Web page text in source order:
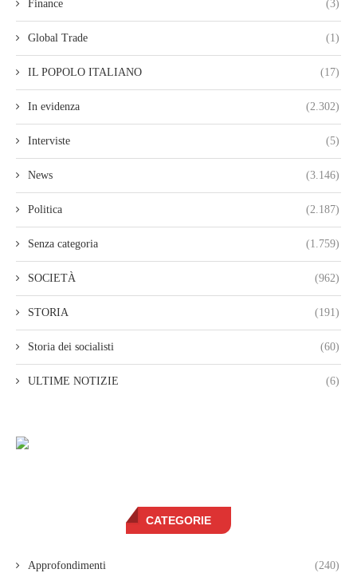
Finance (3)
Global Trade (1)
IL POPOLO ITALIANO (17)
In evidenza (2.302)
Interviste (5)
News (3.146)
Politica (2.187)
Senza categoria (1.759)
SOCIETÀ (962)
STORIA (191)
Storia dei socialisti (60)
ULTIME NOTIZIE (6)
CATEGORIE
Approfondimenti (240)